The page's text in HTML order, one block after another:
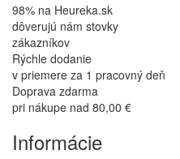
98% na Heureka.sk
dôverujú nám stovky
zákazníkov
Rýchle dodanie
v priemere za 1 pracovný deň
Doprava zdarma
pri nákupe nad 80,00 €
Informácie